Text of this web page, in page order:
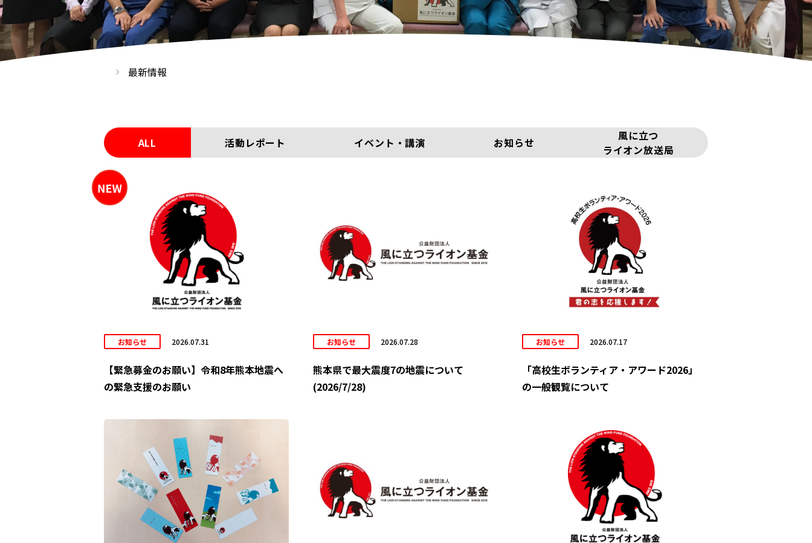
最新情報
ALL 活動レポート イベント・講演 お知らせ
風に立つ
ライオン放送局
お知らせ 2026.07.31
【緊急募金のお願い】令和8年熊本地震へ
の緊急支援のお願い
お知らせ 2026.07.28
熊本県で最大震度7の地震について
(2026/7/28)
お知らせ 2026.07.17
「高校生ボランティア・アワード2026」
の一般観覧について